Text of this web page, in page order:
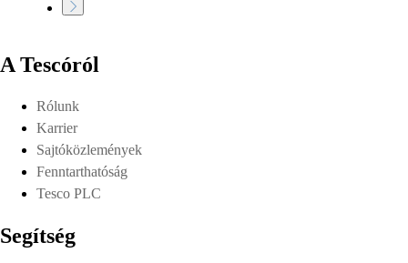
A Tescóról
Rólunk
Karrier
Sajtóközlemények
Fenntarthatóság
Tesco PLC
Segítség